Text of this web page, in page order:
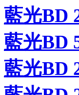
藍光BD
藍光BD
藍光BD